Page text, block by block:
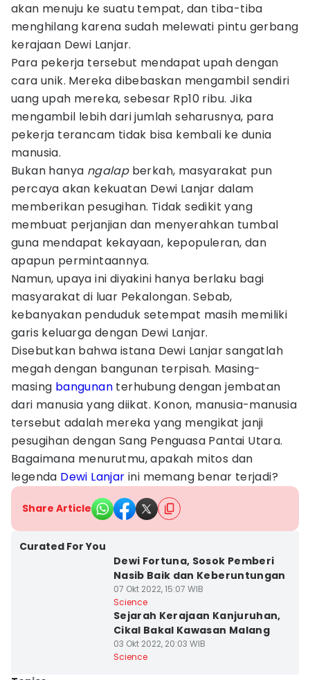
akan menuju ke suatu tempat, dan tiba-tiba
menghilang karena sudah melewati pintu gerbang
kerajaan Dewi Lanjar.
Para pekerja tersebut mendapat upah dengan
cara unik. Mereka dibebaskan mengambil sendiri
uang upah mereka, sebesar Rp10 ribu. Jika
mengambil lebih dari jumlah seharusnya, para
pekerja terancam tidak bisa kembali ke dunia
manusia.
Bukan hanya ngalapberkah, masyarakat pun
percaya akan kekuatan Dewi Lanjar dalam
memberikan pesugihan. Tidak sedikit yang
membuat perjanjian dan menyerahkan tumbal
guna mendapat kekayaan, kepopuleran, dan
apapun permintaannya.
Namun, upaya ini diyakini hanya berlaku bagi
masyarakat di luar Pekalongan. Sebab,
kebanyakan penduduk setempat masih memiliki
garis keluarga dengan Dewi Lanjar.
Disebutkan bahwa istana Dewi Lanjar sangatlah
megah dengan bangunan terpisah. Masing-
masing bangunan terhubung dengan jembatan
dari manusia yang diikat. Konon, manusia-manusia
tersebut adalah mereka yang mengikat janji
pesugihan dengan Sang Penguasa Pantai Utara.
Bagaimana menurutmu, apakah mitos dan
legenda Dewi Lanjar ini memang benar terjadi?
Share Article
Curated For You
Dewi Fortuna, Sosok Pemberi
Nasib Baik dan Keberuntungan
07 Okt 2022, 15:07 WIB
Science
Sejarah Kerajaan Kanjuruhan,
Cikal Bakal Kawasan Malang
03 Okt 2022, 20:03 WIB
Science